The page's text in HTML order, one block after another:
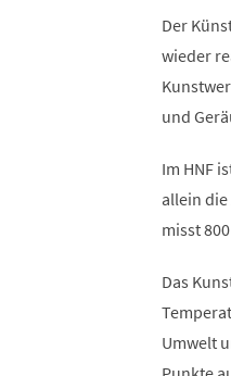
Der
wieder
und
Im HNF
allein
misst
Das
Umwelt